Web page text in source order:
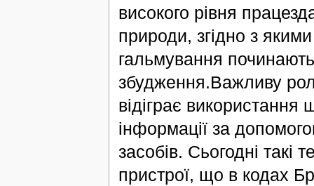
високого рівня
природи, згідно з
гальмування
збудження.Важливу
відіграє
інформації за
засобів. Сьогодні такі
пристрої, що в кодах